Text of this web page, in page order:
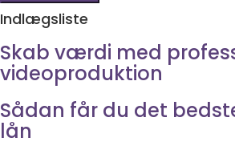
Indlægsliste
Skab værdi med
videoproduktion
Sådan får du det
lån